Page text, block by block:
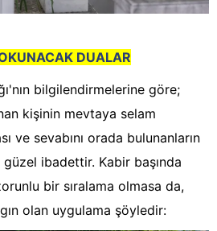
DUALAR
bilgilendirmelerine göre;
kişinin mevtaya selam
ve sevabını orada bulunanların
güzel ibadettir. Kabir başında
bir sıralama olmasa da,
olan uygulama şöyledir: